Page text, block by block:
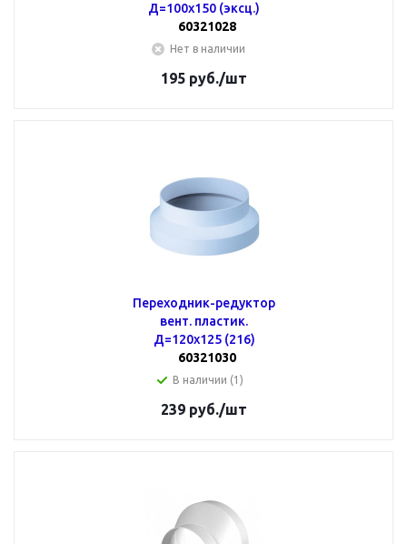
Д=100х150 (эксц.)
60321028
Нет в наличии
195 руб./шт
Переходник-редуктор
вент. пластик.
Д=120х125 (216)
60321030
В наличии (1)
239 руб./шт